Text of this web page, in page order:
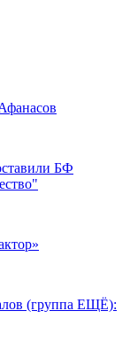
БФ
(группа ЕЩЁ):